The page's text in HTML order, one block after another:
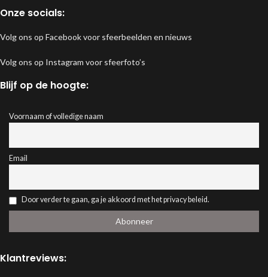
Onze socials:
Volg ons op Facebook voor sfeerbeelden en nieuws
Volg ons op Instagram voor sfeerfoto’s
Blijf op de hoogte:
Voornaam of volledige naam
Email
Door verder te gaan, ga je akkoord met het privacy beleid.
Klantreviews: